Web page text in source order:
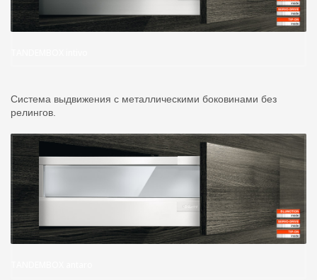
Система выдвижения с металлическими боковинами без
релингов.